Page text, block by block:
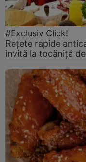
#Exclusiv Click!
Rețete rapide
invită la tocăniță